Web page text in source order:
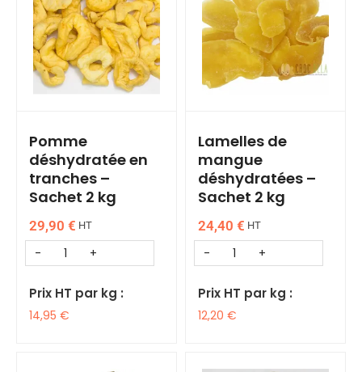
Pomme
déshydratée en
tranches –
Sachet 2 kg
29,90 € HT
Prix HT par kg :
14,95 €
Lamelles de
mangue
déshydratées –
Sachet 2 kg
24,40 € HT
Prix HT par kg :
12,20 €